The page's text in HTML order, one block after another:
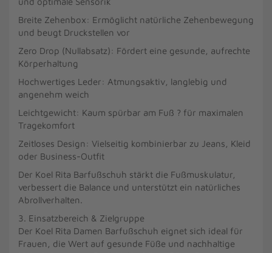
Breite Zehenbox: Ermöglicht natürliche Zehenbewegung
und beugt Druckstellen vor
Zero Drop (Nullabsatz): Fördert eine gesunde, aufrechte
Körperhaltung
Hochwertiges Leder: Atmungsaktiv, langlebig und
angenehm weich
Leichtgewicht: Kaum spürbar am Fuß ? für maximalen
Tragekomfort
Zeitloses Design: Vielseitig kombinierbar zu Jeans, Kleid
oder Business-Outfit
Der Koel Rita Barfußschuh stärkt die Fußmuskulatur,
verbessert die Balance und unterstützt ein natürliches
Abrollverhalten.
3. Einsatzbereich & Zielgruppe
Der Koel Rita Damen Barfußschuh eignet sich ideal für
Frauen, die Wert auf gesunde Füße und nachhaltige